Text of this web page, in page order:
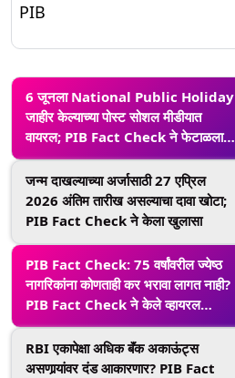
PIB
6 जूनला National Public Holiday
जाहीर केल्याच्या पोस्ट सोशल मीडीयात
वायरल; PIB Fact Check ने फेटाळला
दावा
जन्म दाखल्याच्या अर्जासाठी 27 एप्रिल
2026 अंतिम तारीख असल्याचा दावा खोटा;
PIB Fact Check ने केला खुलासा
PIB Fact Check: 75 वर्षांवरील ज्येष्ठ
नागरिकांना कोणताही कर भरावा लागत नाही?
PIB Fact Check ने केले व्हायरल
मेसेजचे खंडन
RBI एकापेक्षा अधिक बॅंक अकाऊंट्स
असणार्‍यांवर दंड आकारणार? PIB Fact